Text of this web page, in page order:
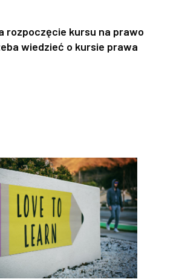
rozpoczęcie kursu na prawo
wiedzieć o kursie prawa